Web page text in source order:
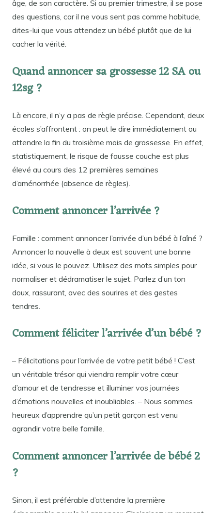
âge, de son caractère. Si au premier trimestre, il se pose
des questions, car il ne vous sent pas comme habitude,
dites-lui que vous attendez un bébé plutôt que de lui
cacher la vérité.
Quand annoncer sa grossesse 12 SA ou
12sg ?
Là encore, il n’y a pas de règle précise. Cependant, deux
écoles s’affrontent : on peut le dire immédiatement ou
attendre la fin du troisième mois de grossesse. En effet,
statistiquement, le risque de fausse couche est plus
élevé au cours des 12 premières semaines
d’aménorrhée (absence de règles).
Comment annoncer l’arrivée ?
Famille : comment annoncer l’arrivée d’un bébé à l’aîné ?
Annoncer la nouvelle à deux est souvent une bonne
idée, si vous le pouvez. Utilisez des mots simples pour
normaliser et dédramatiser le sujet. Parlez d’un ton
doux, rassurant, avec des sourires et des gestes
tendres.
Comment féliciter l’arrivée d’un bébé ?
– Félicitations pour l’arrivée de votre petit bébé ! C’est
un véritable trésor qui viendra remplir votre cœur
d’amour et de tendresse et illuminer vos journées
d’émotions nouvelles et inoubliables. – Nous sommes
heureux d’apprendre qu’un petit garçon est venu
agrandir votre belle famille.
Comment annoncer l’arrivée de bébé 2
?
Sinon, il est préférable d’attendre la première